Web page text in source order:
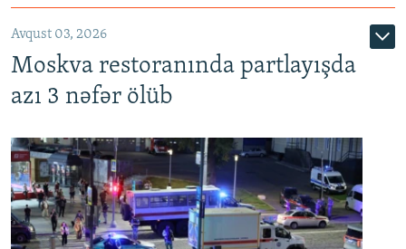
Avqust 03, 2026
Moskva restoranında partlayışda
azı 3 nəfər ölüb